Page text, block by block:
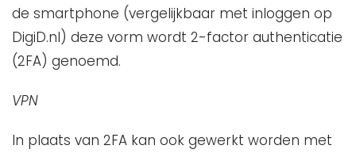
de smartphone (vergelijkbaar met inloggen op
DigiD.nl) deze vorm wordt 2-factor authenticatie
(2FA) genoemd.
VPN
In plaats van 2FA kan ook gewerkt worden met